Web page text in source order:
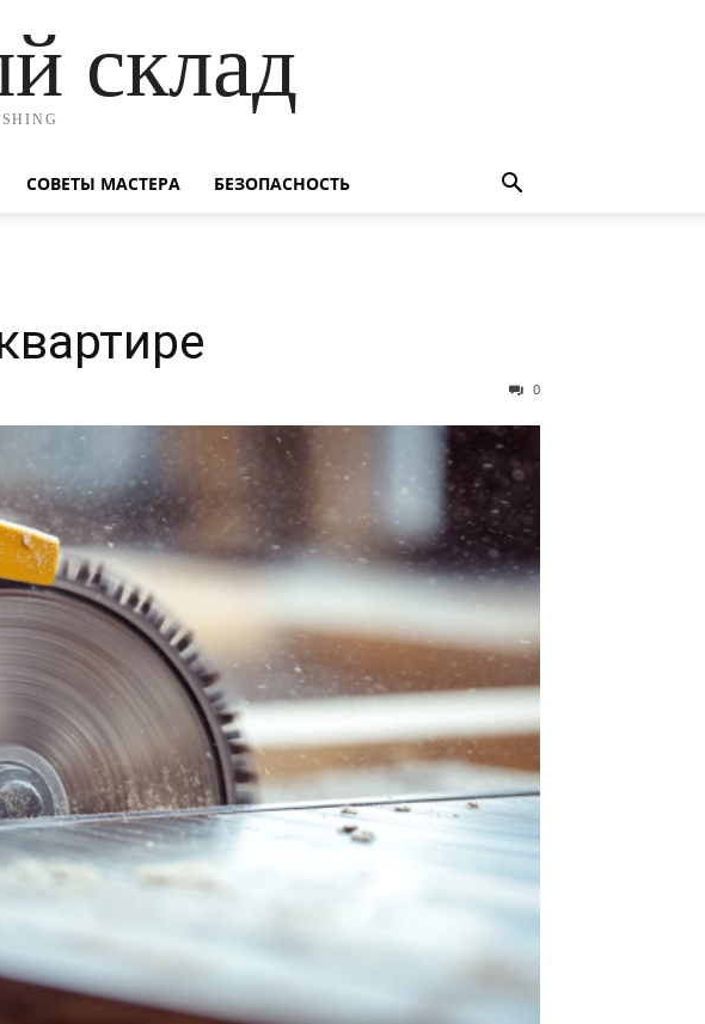
склад
СОВЕТЫ МАСТЕРА БЕЗОПАСНОСТЬ
0